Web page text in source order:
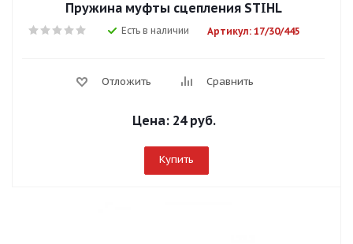
Пружина муфты сцепления STIHL
Есть в наличии Артикул: 17/30/445
Отложить Сравнить
Цена: 24 руб.
Купить